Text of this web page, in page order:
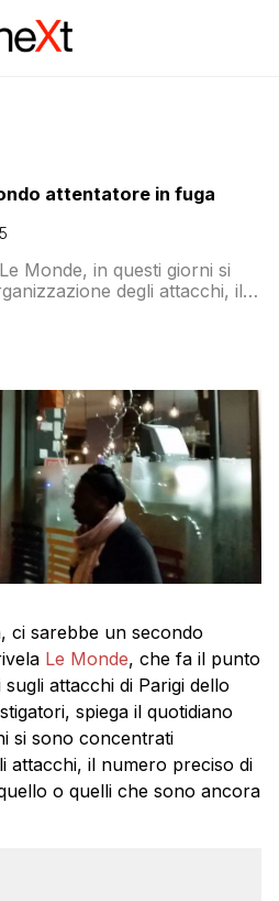
attentatore in fuga
Monde, in questi giorni si
degli attacchi, il
libertà. Ma un video
nono terrorista
ci sarebbe un secondo
Le Monde, che fa il punto
attacchi di Parigi dello
spiega il quotidiano
si sono concentrati
attacchi, il numero preciso di
o quelli che sono ancora